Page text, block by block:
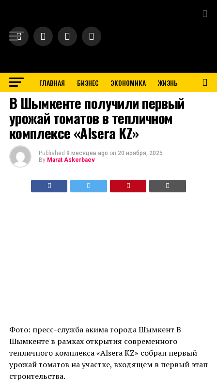
ГЛАВНАЯ БИЗНЕС ЭКОНОМИКА ЖИЗНЬ
BUSINESS
В Шымкенте получили первый
урожай томатов в тепличном
комплексе «Alsera KZ»
Published 9 месяцев ago on 20 ноября, 2025
By Marat Askerbaev
Фото: пресс-служба акима города Шымкент В
Шымкенте в рамках открытия современного
тепличного комплекса «Alsera KZ» собран первый
урожай томатов на участке, входящем в первый этап
строительства.